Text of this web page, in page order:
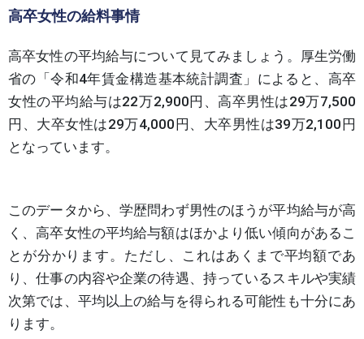
高卒女性の給料事情
高卒女性の平均給与について見てみましょう。厚生労働
省の「令和4年賃金構造基本統計調査」によると、高卒
女性の平均給与は22万2,900円、高卒男性は29万7,500
円、大卒女性は29万4,000円、大卒男性は39万2,100円
となっています。
このデータから、学歴問わず男性のほうが平均給与が高
く、高卒女性の平均給与額はほかより低い傾向があるこ
とが分かります。ただし、これはあくまで平均額であ
り、仕事の内容や企業の待遇、持っているスキルや実績
次第では、平均以上の給与を得られる可能性も十分にあ
ります。